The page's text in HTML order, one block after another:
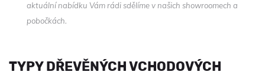
aktuální nabídku Vám rádi sdělíme v našich showroomech a
pobočkách.
TYPY DŘEVĚNÝCH VCHODOVÝCH